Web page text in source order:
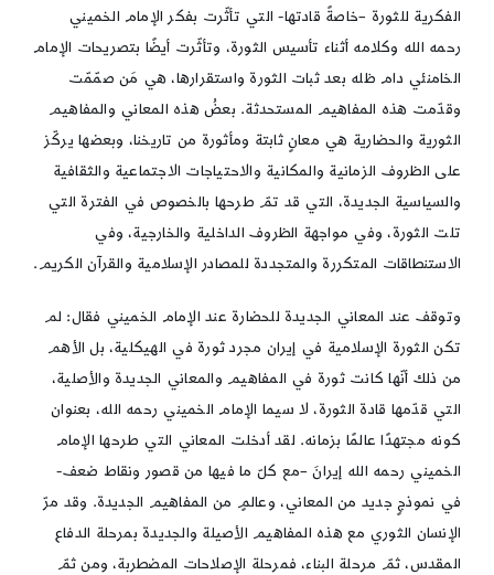
الفكرية للثورة –خاصةً قادتها- التي تأثّرت بفكر الإمام الخميني
رحمه الله وكلامه أثناء تأسيس الثورة، وتأثّرت أيضًا بتصريحات الإمام
الخامنئي دام ظله بعد ثبات الثورة واستقرارها، هي مَن صمّمّت
وقدّمت هذه المفاهيم المستحدثة. بعضُ هذه المعاني والمفاهيم
الثورية والحضارية هي معانٍ ثابتة ومأثورة من تاريخنا، وبعضها يركّز
على الظروف الزمانية والمكانية والاحتياجات الاجتماعية والثقافية
والسياسية الجديدة، التي قد تمّ طرحها بالخصوص في الفترة التي
تلت الثورة، وفي مواجهة الظروف الداخلية والخارجية، وفي
الاستنطاقات المتكررة والمتجددة للمصادر الإسلامية والقرآن الكريم.
وتوقف عند المعاني الجديدة للحضارة عند الإمام الخميني فقال: لم
تكن الثورة الإسلامية في إيران مجرد ثورة في الهيكلية، بل الأهم
من ذلك أنّها كانت ثورة في المفاهيم والمعاني الجديدة والأصلية،
التي قدّمها قادة الثورة، لا سيما الإمام الخميني رحمه الله، بعنوان
كونه مجتهدًا عالمًا بزمانه. لقد أدخلت المعاني التي طرحها الإمام
الخميني رحمه الله إيرانَ –مع كلّ ما فيها من قصور ونقاط ضعف-
في نموذجٍ جديد من المعاني، وعالمٍ من المفاهيم الجديدة. وقد مرّ
الإنسان الثوري مع هذه المفاهيم الأصيلة والجديدة بمرحلة الدفاع
المقدس، ثمّ مرحلة البناء، فمرحلة الإصلاحات المضطربة، ومن ثمّ